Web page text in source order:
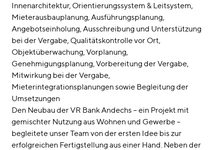
Innenarchitektur Orientierungssystem & Leitsystem
Mieterausbauplanung Ausführungsplanung
Angebotseinholung Ausschreibung und Unterstützung
bei der Vergabe Qualitätskontrolle vor Ort
Objektüberwachung Vorplanung
Genehmigungsplanung Vorbereitung der Vergabe
Mitwirkung bei der Vergabe
Mieterintegrationsplanungen sowie Begleitung der
Umsetzungen
Den Neubau der VR Bank Andechs – ein Projekt mit
gemischter Nutzung aus Wohnen und Gewerbe –
begleitete unser Team von der ersten Idee bis zur
erfolgreichen Fertigstellung aus einer Hand. Neben der